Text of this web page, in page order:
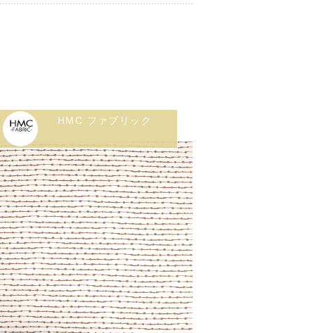
HMC ファブリック